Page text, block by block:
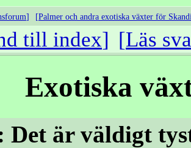
Palmer och andra exotiska växter för
till index Läs
Exotiska
Det är väldigt